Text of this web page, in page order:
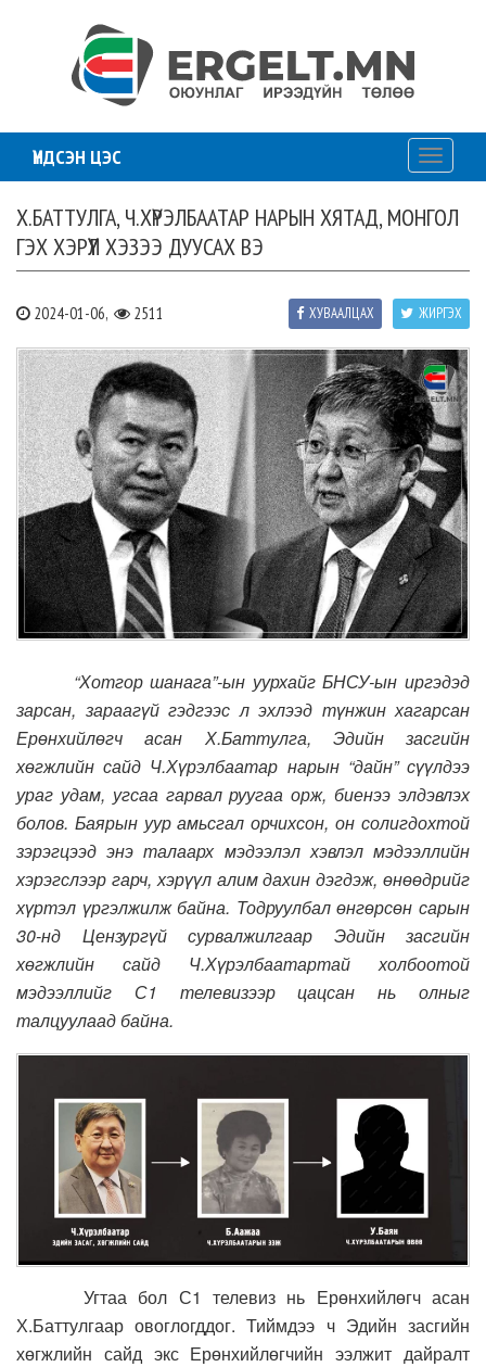
ҮНДСЭН ЦЭС
Toggle
Х.БАТТУЛГА, Ч.ХҮРЭЛБААТАР НАРЫН ХЯТАД, МОНГОЛ
ГЭХ ХЭРҮҮЛ ХЭЗЭЭ ДУУСАХ ВЭ
2024-01-06, 2511 ЖИРГЭХ
ХУВААЛЦАХ
“Хотгор шанага”-ын уурхайг БНСУ-ын иргэдэд
зарсан, зараагүй гэдгээс л эхлээд түнжин хагарсан
Ерөнхийлөгч асан Х.Баттулга, Эдийн засгийн
хөгжлийн сайд Ч.Хүрэлбаатар нарын “дайн” сүүлдээ
ураг удам, угсаа гарвал руугаа орж, биенээ элдэвлэх
болов. Баярын уур амьсгал орчихсон, он солигдохтой
зэрэгцээд энэ талаарх мэдээлэл хэвлэл мэдээллийн
хэрэгслээр гарч, хэрүүл алим дахин дэгдэж, өнөөдрийг
хүртэл үргэлжилж байна. Тодруулбал өнгөрсөн сарын
30-нд Цензургүй сурвалжилгаар Эдийн засгийн
хөгжлийн сайд Ч.Хүрэлбаатартай холбоотой
мэдээллийг С1 телевизээр цацсан нь олныг
талцуулаад байна.
Угтаа бол С1 телевиз нь Ерөнхийлөгч асан
Х.Баттулгаар овоглогддог. Тиймдээ ч Эдийн засгийн
хөгжлийн сайд экс Ерөнхийлөгчийн ээлжит дайралт